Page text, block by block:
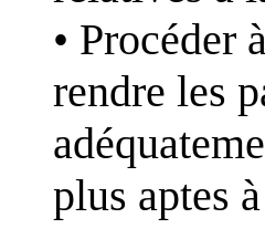
• Procéder
rendre les
plus aptes